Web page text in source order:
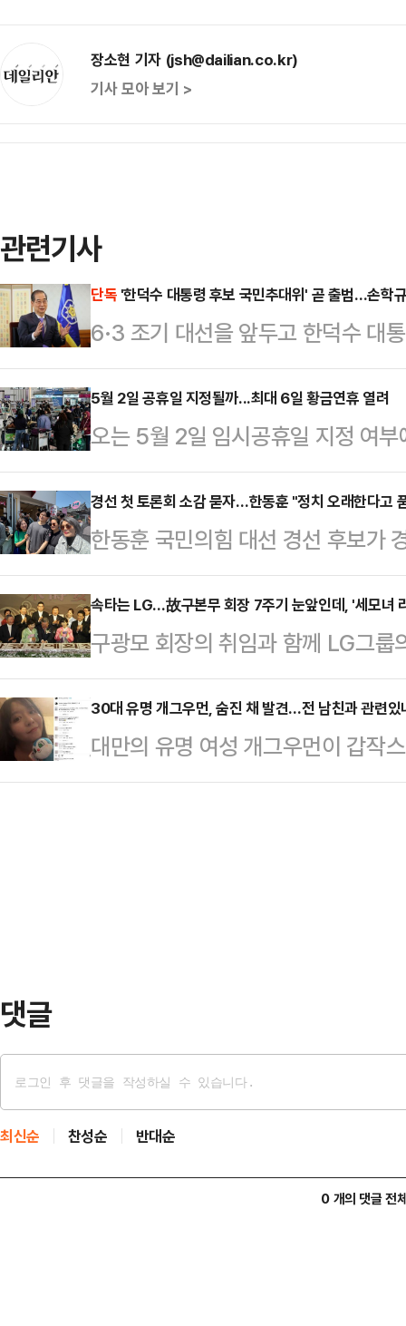
장소현 기자 (jsh@dailian.co.kr)
기사 모아 보기 >
관련기사
단독 '한덕수 대통령 후보 국민추대위' 곧 출범…손학
6·3 조기 대선을 앞두고 한덕수 대
는 '대통령 국민후보 추대위원회'(
다.국민추대위에는 손학규 전 민주
등이 핵심 멤버로 참여할 가능성이
일 오전 10시 30분 서울프레스센
마를 요청할 예정이다.국민추대위
안팎에 몰아친 시련과 갈등을 지혜
후보로 추천한다"…
5월 2일 공휴일 지정될까...최대 6일 황금연휴 열려
오는 5월 2일 임시공휴일 지정 여
5일 어린이날이 부처님오신날과
일까지 이어지는 황금연휴가 예정
일이 임시공휴일로 추가 지정되면
는 지난 설 연휴에 임시공휴일을 지
방식의 결정을 기대하고 있다. 설
났던 당시, 정부는 국민 삶의 질 향
정을 제안했다.…
경선 첫 토론회 소감 묻자…한동훈 "정치 오래한다고
한동훈 국민의힘 대선 경선 후보가
련해 "정치를 오래한다고 품격이
후보는 21일 경상북도 경주시 경주
는 2025 아시아태평양경제협력체
기자들과 만나, 네거티브 공방을 이
냥해 "우리 국민들이 보수 정치에
다. 그러면서 "전 (품격을 갖추기
은 전날로 1차…
속타는 LG…故구본무 회장 7주기 눈앞인데, '세모녀
구광모 회장의 취임과 함께 LG그
만, LG가(家)의 잡음이 길어지는
울서부지법 민사11부(재판장 구광
구연경·연수씨가 구광모 LG 회장
기일을 진행한다. 법적 기준에 따라
30대 유명 개그우먼, 숨진 채 발견…전 남친과 관련있
대만의 유명 여성 개그우먼이 갑작
관련된 것 아니냐는 추측이 일고
댓글
최신순 찬성순 반대순
0 개의 댓글 전